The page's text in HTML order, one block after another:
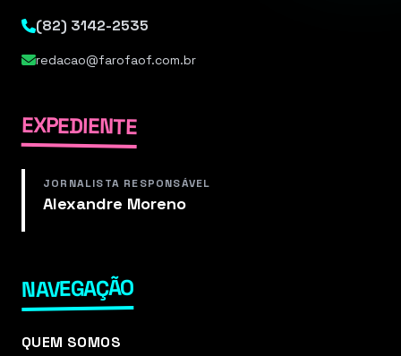
(82) 3142-2535
redacao@farofaof.com.br
EXPEDIENTE
JORNALISTA RESPONSÁVEL
Alexandre Moreno
NAVEGAÇÃO
QUEM SOMOS